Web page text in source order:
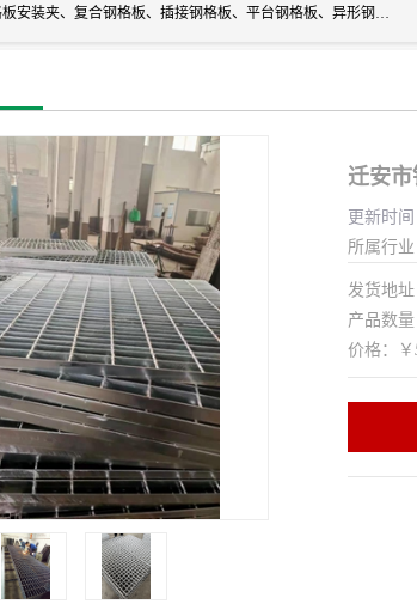
常州市格美瑞钢格板有限公司专业生产无锡钢格板、钢格板安装夹、复合钢格板、插接钢格板、平台钢格板、异形钢格板等产品。
迁安市
更新时
所属行业
发货地
产品数量
价格：￥